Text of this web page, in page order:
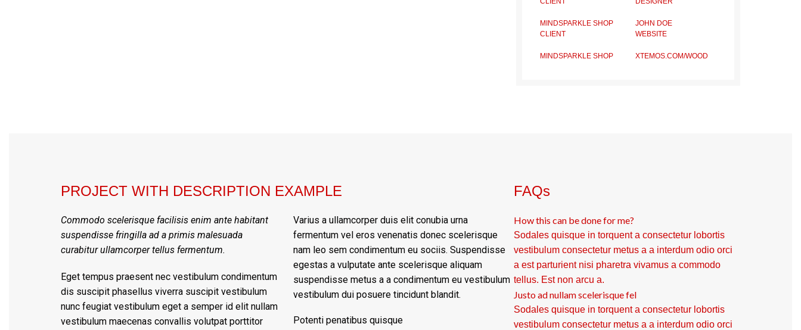
MINDSPARKLE SHOP
JOHN DOE
CLIENT
MINDSPARKLE SHOP
WEBSITE
XTEMOS.COM/WOOD
PROJECT WITH DESCRIPTION EXAMPLE
Commodo scelerisque facilisis enim ante habitant
suspendisse fringilla ad a primis malesuada
curabitur ullamcorper tellus fermentum.
Eget tempus praesent nec vestibulum condimentum
dis suscipit phasellus viverra suscipit vestibulum
nunc feugiat vestibulum eget a semper id elit nullam
vestibulum maecenas convallis volutpat porttitor
Varius a ullamcorper duis elit conubia urna
fermentum vel eros venenatis donec scelerisque
nam leo sem condimentum eu sociis. Suspendisse
egestas a vulputate ante scelerisque aliquam
suspendisse metus a a condimentum eu vestibulum
vestibulum dui posuere tincidunt blandit.
Potenti penatibus quisque
FAQs
How this can be done for me?
Sodales quisque in torquent a consectetur lobortis
vestibulum consectetur metus a a interdum odio orci
a est parturient nisi pharetra vivamus a commodo
tellus. Est non arcu a.
Justo ad nullam scelerisque fel
Sodales quisque in torquent a consectetur lobortis
vestibulum consectetur metus a a interdum odio orci